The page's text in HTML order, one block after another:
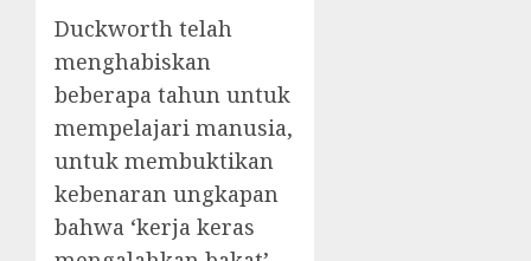
Duckworth telah
menghabiskan
beberapa tahun untuk
mempelajari manusia,
untuk membuktikan
kebenaran ungkapan
bahwa ‘kerja keras